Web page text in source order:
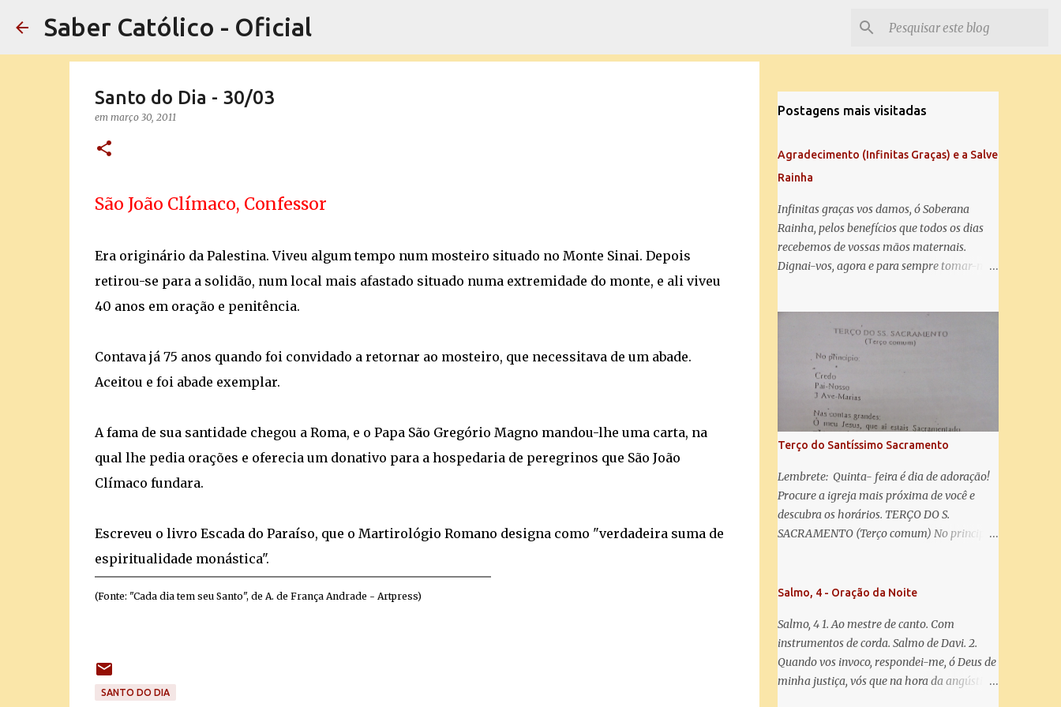
Saber Católico - Oficial
Santo do Dia - 30/03
em março 30, 2011
São João Clímaco, Confessor
Era originário da Palestina. Viveu algum tempo num mosteiro situado no Monte Sinai. Depois
retirou-se para a solidão, num local mais afastado situado numa extremidade do monte, e ali viveu
40 anos em oração e penitência.
Contava já 75 anos quando foi convidado a retornar ao mosteiro, que necessitava de um abade.
Aceitou e foi abade exemplar.
A fama de sua santidade chegou a Roma, e o Papa São Gregório Magno mandou-lhe uma carta, na
qual lhe pedia orações e oferecia um donativo para a hospedaria de peregrinos que São João
Clímaco fundara.
Escreveu o livro Escada do Paraíso, que o Martirológio Romano designa como "verdadeira suma de
espiritualidade monástica".
(Fonte: "Cada dia tem seu Santo", de A. de França Andrade - Artpress)
SANTO DO DIA
Postagens mais visitadas
Agradecimento (Infinitas Graças) e a Salve
Rainha
Infinitas graças vos damos, ó Soberana
Rainha, pelos benefícios que todos os dias
recebemos de vossas mãos maternais.
Dignai-vos, agora e para sempre tomar-nos
Salve Rainha: Salve Rainha , Mãe de
misericórdia, vida, doçura, esperança nossa,
salve! A vós bradamos os degredados filhos
de Eva, a vós suspiramos, gemendo e
chorando neste vale de lágrimas. Eia, pois,
Advogada nossa, estes vossos olhos
misericordiosos a nós volvei, e depois deste
desterro, mostrai-nos Jesus. Bendito é o
fruto do vosso ventre, ó clemente, ó piedosa,
ó doce e sempre Virgem Maria. Rogai por
nós Santa Mãe de Deus. Para que sejamos
dignos das promessas de Cristo. Amém.
Terço do Santíssimo Sacramento
Lembrete: Quinta- feira é dia de adoração!
Procure a igreja mais próxima de você e
descubra os horários. TERÇO DO S.
SACRAMENTO (Terço comum) No principio:
Sacramentado, não permitais que eu viva
coração ao Vosso e o Vosso ao meu, e, nem
sem Vós morra eu! Nas contas pequenas:
Sacramento de Amor! Misericórdia Senhor!
Glória ao Pai: Cristo pão da vida e remédio
Salmo, 4 - Oração da Noite
Salmo, 4 1. Ao mestre de canto. Com
instrumentos de corda. Salmo de Davi. 2.
Quando vos invoco, respondei-me, ó Deus de
minha justiça, vós que na hora da angústia